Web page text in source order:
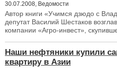
30.07.2008, Ведомости
Автор книги «Учимся дзюдо с
депутат Василий Шестаков
компании «Агро-инвест»,
Наши нефтяники купили
квартиру в Азии